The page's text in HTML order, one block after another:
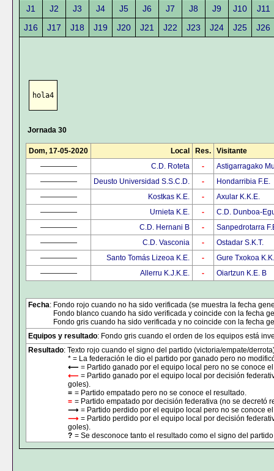
J1 J2 J3 J4 J5 J6 J7 J8 J9 J10
J11
J16
J17 J18 J19 J20 J21 J22 J23 J24 J25 J26
hola4
Jornada 30
Dom, 17-05-2020 Local Res.
Visitante
—————
C.D. Roteta -
Astigarragako
—————
Deusto Universidad S.S.C.D. -
Hondarribia F.E.
—————
Kostkas K.E. -
Axular K.K.E.
—————
Urnieta K.E. -
C.D. Dunboa-
—————
C.D. Hernani B -
Sanpedrotarra
—————
C.D. Vasconia -
Ostadar S.K.T.
—————
Santo Tomás Lizeoa K.E. -
Gure Txokoa
—————
Allerru K.J.K.E. - Oiartzun K.E. B
Fecha: Fondo rojo cuando no ha sido verificada (se muestra la fecha
Fondo blanco cuando ha sido verificada y coincide con la fecha
Fondo gris cuando ha sido verificada y no coincide con la fecha
Equipos y resultado: Fondo gris cuando el orden de los equipos está
Resultado: Texto rojo cuando el signo del partido (victoria/empate/
* = La federación le dio el partido por ganado pero no
⟵ = Partido ganado por el equipo local pero no se conoce
⟵ = Partido ganado por el equipo local por decisión
goles).
= = Partido empatado pero no se conoce el resultado.
= = Partido empatado por decisión federativa (no se decretó
⟶ = Partido perdido por el equipo local pero no se conoce
⟶ = Partido perdido por el equipo local por decisión
goles).
? = Se desconoce tanto el resultado como el signo del